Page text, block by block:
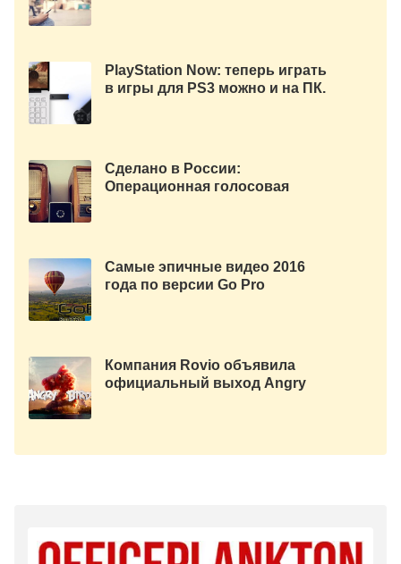
PlayStation Now: теперь играть
в игры для PS3 можно и на ПК.
Сделано в России:
Операционная голосовая
Самые эпичные видео 2016
года по версии Go Pro
Компания Rovio объявила
официальный выход Angry